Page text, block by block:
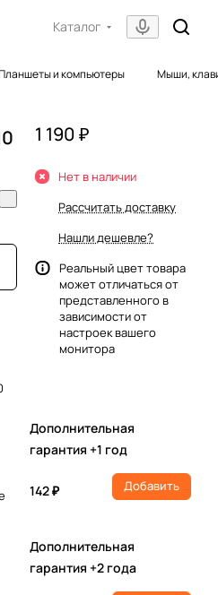
Каталог
и компьютеры Мыши,
1 190 ₽
Нет в наличии
Рассчитать доставку
Нашли дешевле?
Реальный цвет товара
может отличаться от
представленного в
зависимости от
настроек вашего
монитора
Дополнительная
гарантия +1 год
142 ₽ Добавить
Дополнительная
гарантия +2 года